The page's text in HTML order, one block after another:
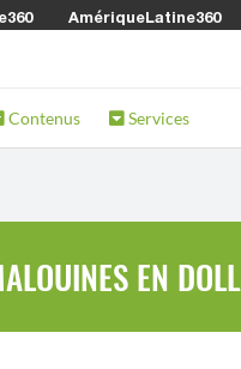
AmériqueLatine360
Contenus Services
EN